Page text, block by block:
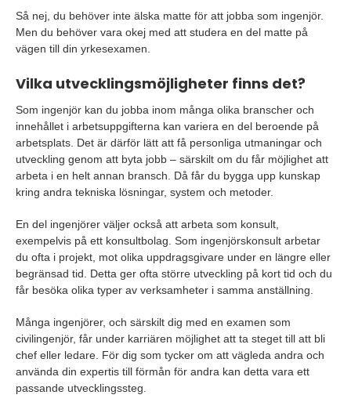
Så nej, du behöver inte älska matte för att jobba som ingenjör.
Men du behöver vara okej med att studera en del matte på
vägen till din yrkesexamen.
Vilka utvecklingsmöjligheter finns det?
Som ingenjör kan du jobba inom många olika branscher och
innehållet i arbetsuppgifterna kan variera en del beroende på
arbetsplats. Det är därför lätt att få personliga utmaningar och
utveckling genom att byta jobb – särskilt om du får möjlighet att
arbeta i en helt annan bransch. Då får du bygga upp kunskap
kring andra tekniska lösningar, system och metoder.
En del ingenjörer väljer också att arbeta som konsult,
exempelvis på ett konsultbolag. Som ingenjörskonsult arbetar
du ofta i projekt, mot olika uppdragsgivare under en längre eller
begränsad tid. Detta ger ofta större utveckling på kort tid och du
får besöka olika typer av verksamheter i samma anställning.
Många ingenjörer, och särskilt dig med en examen som
civilingenjör, får under karriären möjlighet att ta steget till att bli
chef eller ledare. För dig som tycker om att vägleda andra och
använda din expertis till förmån för andra kan detta vara ett
passande utvecklingssteg.